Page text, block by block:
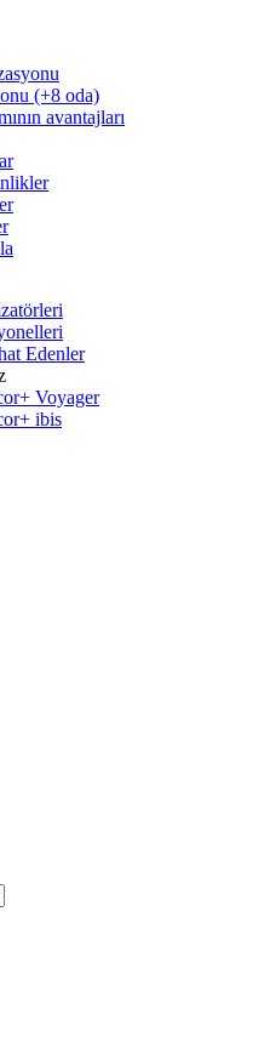
(+8 oda)
avantajları
Edenler
Voyager
ibis